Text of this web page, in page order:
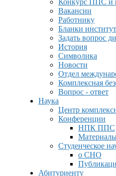
Конкурс ППС и
Вакансии
Работнику
Бланки
Задать вопрос
История
Символика
Новости
Отдел
Комплексная
Вопрос - ответ
Наука
Центр
Конференции
НПК ППС
Студенческое
о СНО
Абитуриенту